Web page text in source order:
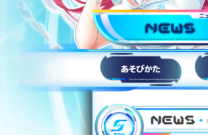
ニュース
HOW to PLAY